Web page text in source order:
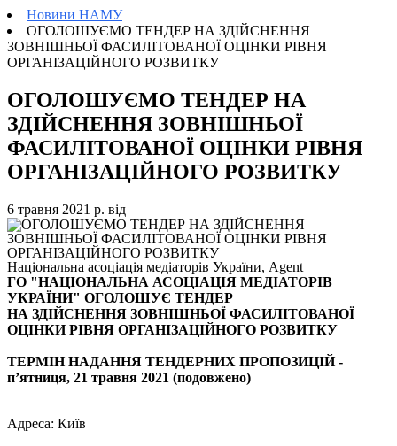
Новини НАМУ
ОГОЛОШУЄМО ТЕНДЕР НА ЗДІЙСНЕННЯ
ЗОВНІШНЬОЇ ФАСИЛІТОВАНОЇ ОЦІНКИ РІВНЯ
ОРГАНІЗАЦІЙНОГО РОЗВИТКУ
ОГОЛОШУЄМО ТЕНДЕР НА
ЗДІЙСНЕННЯ ЗОВНІШНЬОЇ
ФАСИЛІТОВАНОЇ ОЦІНКИ РІВНЯ
ОРГАНІЗАЦІЙНОГО РОЗВИТКУ
6 травня 2021 р. від
Національна асоціація медіаторів України, Agent
ГО "НАЦІОНАЛЬНА АСОЦІАЦІЯ МЕДІАТОРІВ
УКРАЇНИ" ОГОЛОШУЄ ТЕНДЕР
НА ЗДІЙСНЕННЯ ЗОВНІШНЬОЇ ФАСИЛІТОВАНОЇ
ОЦІНКИ РІВНЯ ОРГАНІЗАЦІЙНОГО РОЗВИТКУ
ТЕРМІН НАДАННЯ ТЕНДЕРНИХ ПРОПОЗИЦІЙ -
п’ятниця, 21 травня 2021 (подовжено)
Адреса: Київ